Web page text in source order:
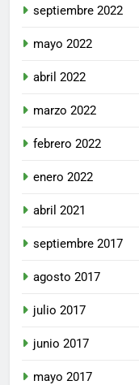
septiembre 2022
mayo 2022
abril 2022
marzo 2022
febrero 2022
enero 2022
abril 2021
septiembre 2017
agosto 2017
julio 2017
junio 2017
mayo 2017